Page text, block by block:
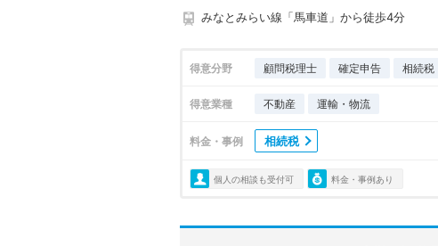
みなとみらい線「馬車道」から徒歩4分
得意分野 顧問税理士 確定申告 相続税
得意業種 不動産 運輸・物流
料金・事例 相続税
個人の相談も受付可 料金・事例あり